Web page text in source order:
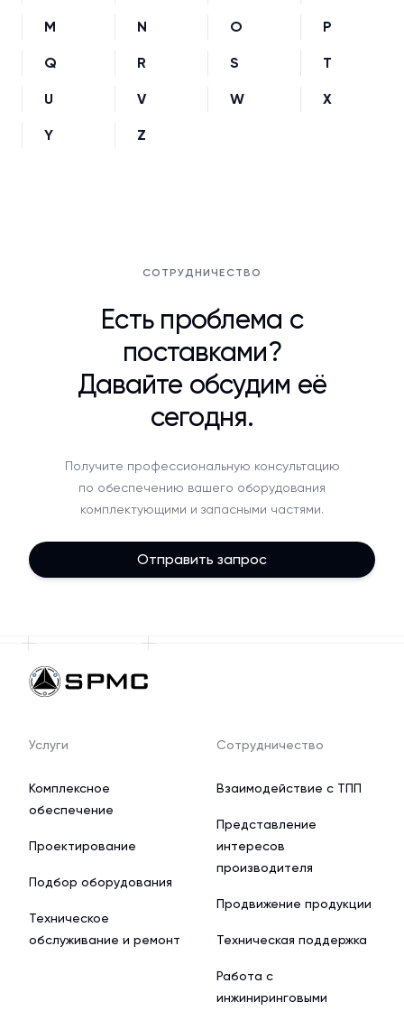
M N O P
Q R S T
U V W X
Y Z
СОТРУДНИЧЕСТВО
Есть проблема с
поставками?
Давайте обсудим её
сегодня.
Получите профессиональную консультацию
по обеспечению вашего оборудования
комплектующими и запасными частями.
Отправить запрос
Услуги
Комплексное
обеспечение
Проектирование
Подбор оборудования
Техническое
обслуживание и ремонт
Сотрудничество
Взаимодействие с ТПП
Представление
интересов
производителя
Продвижение продукции
Техническая поддержка
Работа с
инжиниринговыми